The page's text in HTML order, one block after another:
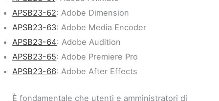
APSB23-62: Adobe Dimension
APSB23-63: Adobe Media Encoder
APSB23-64: Adobe Audition
APSB23-65: Adobe Premiere Pro
APSB23-66: Adobe After Effects
È fondamentale che utenti e amministratori di